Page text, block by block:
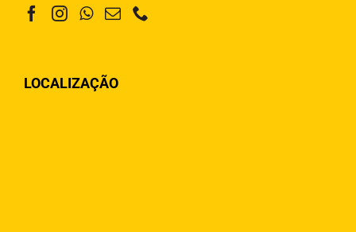
LOCALIZAÇÃO